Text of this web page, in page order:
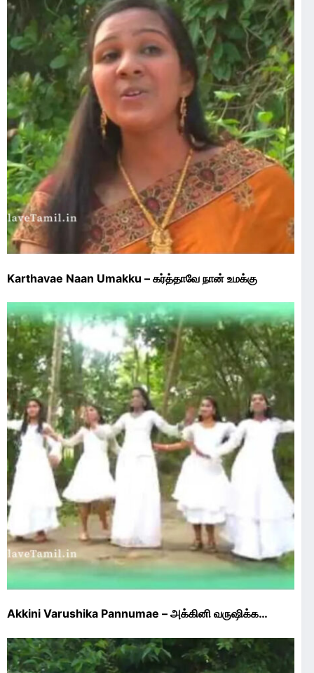
Karthavae Naan Umakku – கர்த்தாவே நான் உமக்கு
Akkini Varushika Pannumae – அக்கினி வருஷிக்க…